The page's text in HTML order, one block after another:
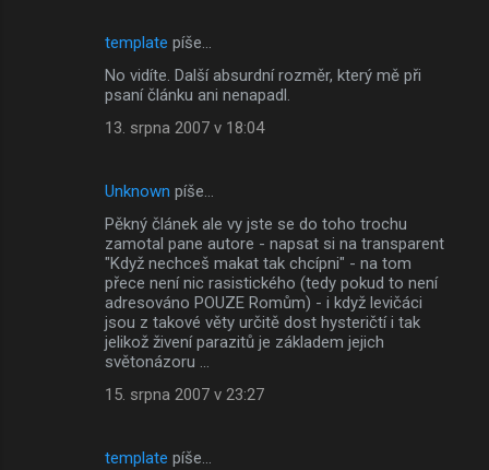
template píše…
No vidíte. Další absurdní rozměr, který mě při
psaní článku ani nenapadl.
13. srpna 2007 v 18:04
Unknown píše…
Pěkný článek ale vy jste se do toho trochu
zamotal pane autore - napsat si na transparent
"Když nechceš makat tak chcípni" - na tom
přece není nic rasistického (tedy pokud to není
adresováno POUZE Romům) - i když levičáci
jsou z takové věty určitě dost hysteričtí i tak
jelikož živení parazitů je základem jejich
světonázoru ...
15. srpna 2007 v 23:27
template píše…